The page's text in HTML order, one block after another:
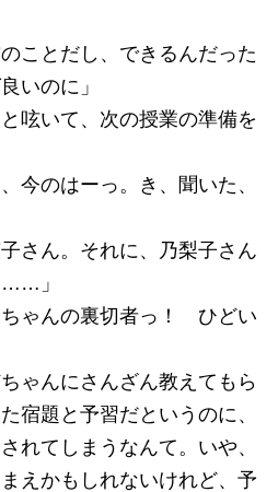
ことだし、できるんだった
いのに」
呟いて、次の授業の準備を
今のはーっ。き、聞いた、
さん。それに、乃梨子さん
……」
ちゃんの裏切者っ！ ひどい
ゃんにさんざん教えてもら
宿題と予習だというのに、
れてしまうなんて。いや、
えかもしれないけれど、予